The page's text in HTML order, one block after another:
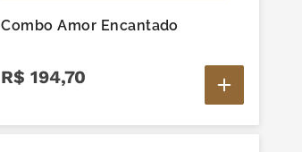
Combo Amor Encantado
R$ 194,70